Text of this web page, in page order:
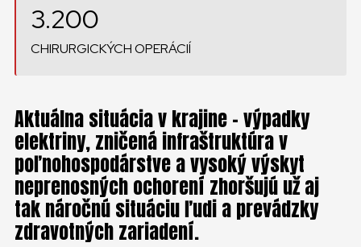
3.200
CHIRURGICKÝCH OPERÁCIÍ
Aktuálna situácia v krajine – výpadky
elektriny, zničená infraštruktúra v
poľnohospodárstve a vysoký výskyt
neprenosných ochorení zhoršujú už aj
tak náročnú situáciu ľudi a prevádzky
zdravotných zariadení.